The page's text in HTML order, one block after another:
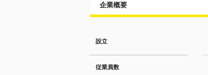
企業概要
設立
従業員数